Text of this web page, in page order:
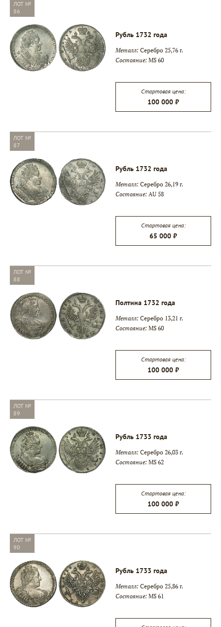
ЛОТ №
86
Рубль 1732 года
Металл: Серебро 25,76 г.
Состояние: MS 60
Стартовая цена:
100 000 ₽
ЛОТ №
87
Рубль 1732 года
Металл: Серебро 26,19 г.
Состояние: AU 58
Стартовая цена:
65 000 ₽
ЛОТ №
88
Полтина 1732 года
Металл: Серебро 13,21 г.
Состояние: MS 60
Стартовая цена:
100 000 ₽
ЛОТ №
89
Рубль 1733 года
Металл: Серебро 26,03 г.
Состояние: MS 62
Стартовая цена:
100 000 ₽
ЛОТ №
90
Рубль 1733 года
Металл: Серебро 25,86 г.
Состояние: MS 61